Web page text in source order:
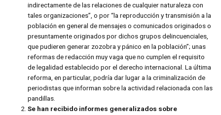
indirectamente de las relaciones de cualquier naturaleza con
tales organizaciones”, o por “la reproducción y transmisión a la
población en general de mensajes o comunicados originados o
presuntamente originados por dichos grupos delincuenciales,
que pudieren generar zozobra y pánico en la población”; unas
reformas de redacción muy vaga que no cumplen el requisito
de legalidad establecido por el derecho internacional. La última
reforma, en particular, podría dar lugar a la criminalización de
periodistas que informan sobre la actividad relacionada con las
pandillas.
Se han recibido informes generalizados sobre